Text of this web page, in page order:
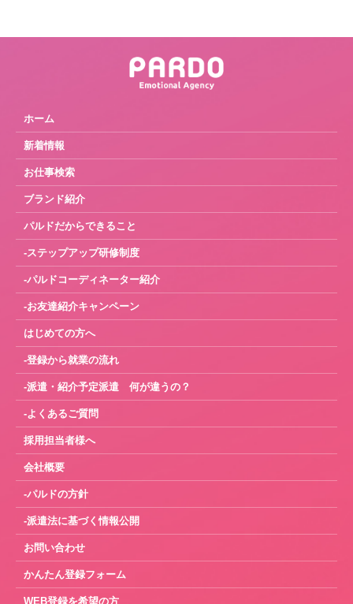
ホーム
新着情報
お仕事検索
ブランド紹介
パルドだからできること
-ステップアップ研修制度
-パルドコーディネーター紹介
-お友達紹介キャンペーン
はじめての方へ
-登録から就業の流れ
-派遣・紹介予定派遣 何が違うの？
-よくあるご質問
採用担当者様へ
会社概要
-パルドの方針
-派遣法に基づく情報公開
お問い合わせ
かんたん登録フォーム
WEB登録を希望の方